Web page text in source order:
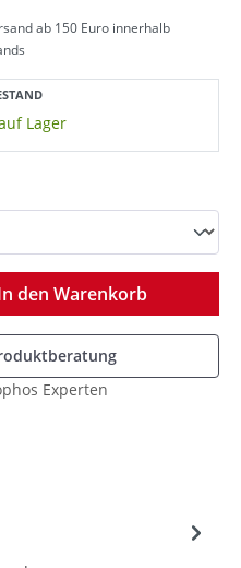
ab 150 Euro innerhalb
Lager
den gewünschten
den Warenkorb
Experten